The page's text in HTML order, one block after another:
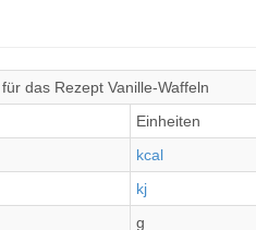
das Rezept Vanille-Waffeln
Einheiten
kcal
kj
g